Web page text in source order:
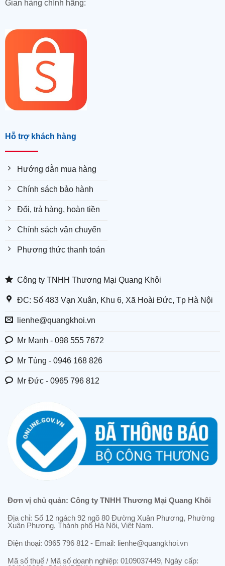
Gian hàng chính hãng:
Hỗ trợ khách hàng
Hướng dẫn mua hàng
Chính sách bảo hành
Đổi, trả hàng, hoàn tiền
Chính sách vận chuyển
Phương thức thanh toán
Công ty TNHH Thương Mại Quang Khôi
ĐC: Số 483 Vạn Xuân, Khu 6, Xã Hoài Đức, Tp Hà Nội
lienhe@quangkhoi.vn
Mr Mạnh - 098 555 7672
Mr Tùng - 0946 168 826
Mr Đức - 0965 796 812
Đơn vị chủ quản: Công ty TNHH Thương Mại Quang Khôi
Địa chỉ: Số 12 ngách 92 ngõ 80 Đường Xuân Phương, Phường
Xuân Phương, Thành phố Hà Nội, Việt Nam.
Điện thoại: 0965 796 812 - Email: lienhe@quangkhoi.vn
Mã số thuế / Mã số doanh nghiệp: 0109037449, Ngày cấp: